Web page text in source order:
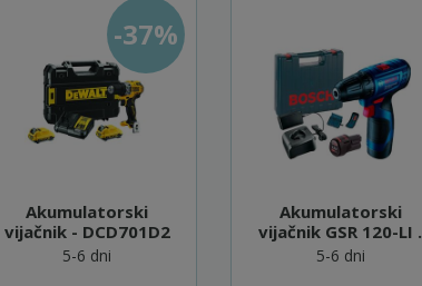
Akumulatorski
vijačnik - DCD701D2
5-6 dni
-37%
Akumulatorski
vijačnik GSR 120-LI -
06019G8002
5-6 dni